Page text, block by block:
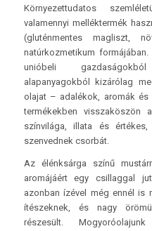
Környezettudatos
valamennyi melléktermék
(gluténmentes magliszt,
natúrkozmetikum
unióbeli
alapanyagokból kizárólag
olajat – adalékok, aromák
termékekben visszaköszön
színvilága, illata és
szenvednek csorbát.
Az élénksárga színű
aromájáért egy csillaggal
azonban ízével még ennél is
ítészeknek, és nagy
részesült.